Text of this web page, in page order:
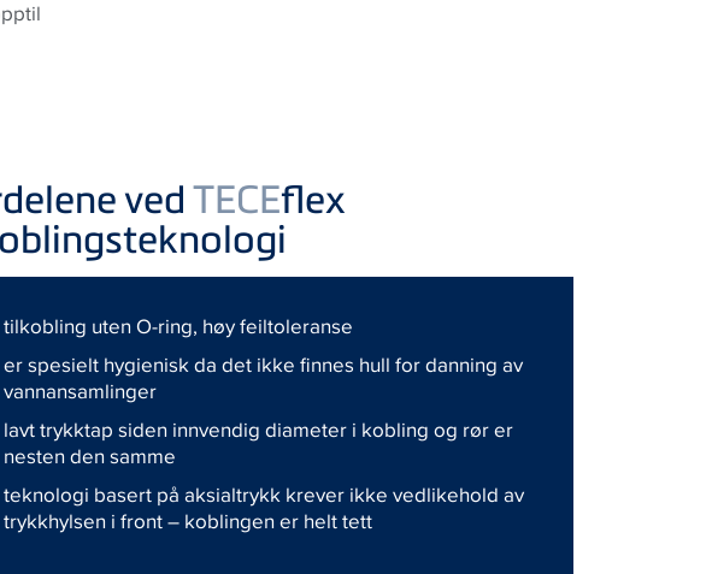
vedTECEflex
tilkobling uten O-ring, høy feiltoleranse
er spesielt hygienisk da det ikke finnes hull for danning av
vannansamlinger
lavt trykktap siden innvendig diameter i kobling og rør er
nesten den samme
teknologi basert på aksialtrykk krever ikke vedlikehold av
trykkhylsen i front – koblingen er helt tett